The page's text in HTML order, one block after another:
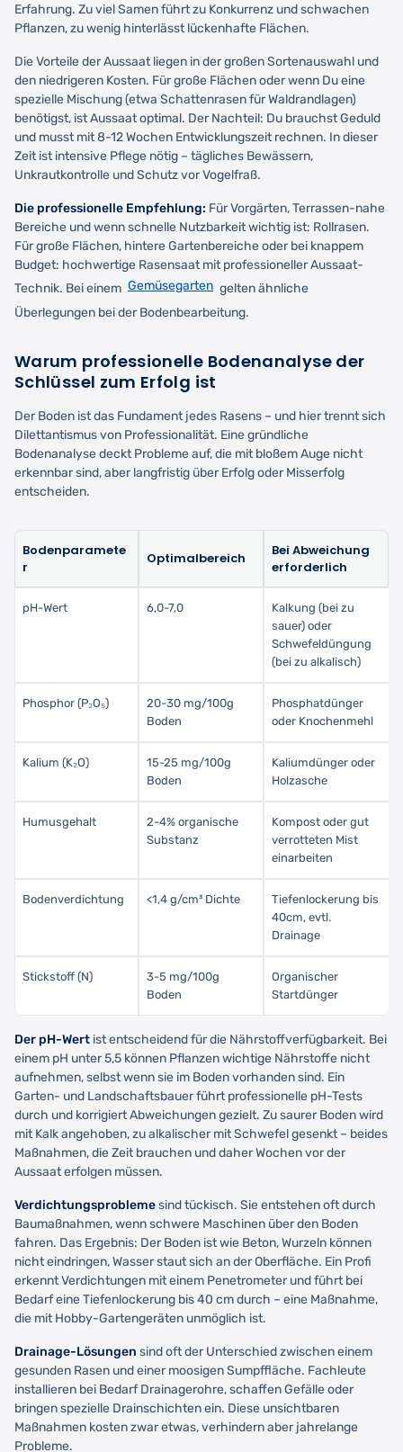
Erfahrung. Zu viel Samen führt zu Konkurrenz und schwachen
Pflanzen, zu wenig hinterlässt lückenhafte Flächen.
Die Vorteile der Aussaat liegen in der großen Sortenauswahl und
den niedrigeren Kosten. Für große Flächen oder wenn Du eine
spezielle Mischung (etwa Schattenrasen für Waldrandlagen)
benötigst, ist Aussaat optimal. Der Nachteil: Du brauchst Geduld
und musst mit 8-12 Wochen Entwicklungszeit rechnen. In dieser
Zeit ist intensive Pflege nötig – tägliches Bewässern,
Unkrautkontrolle und Schutz vor Vogelfraß.
Die professionelle Empfehlung: Für Vorgärten, Terrassen-nahe
Bereiche und wenn schnelle Nutzbarkeit wichtig ist: Rollrasen.
Für große Flächen, hintere Gartenbereiche oder bei knappem
Budget: hochwertige Rasensaat mit professioneller Aussaat-
Technik. Bei einem Gemüsegarten gelten ähnliche
Überlegungen bei der Bodenbearbeitung.
Warum professionelle Bodenanalyse der
Schlüssel zum Erfolg ist
Der Boden ist das Fundament jedes Rasens – und hier trennt sich
Dilettantismus von Professionalität. Eine gründliche
Bodenanalyse deckt Probleme auf, die mit bloßem Auge nicht
erkennbar sind, aber langfristig über Erfolg oder Misserfolg
entscheiden.
Bodenparamete
r
Optimalbereich
Bei Abweichung
erforderlich
pH-Wert 6,0-7,0
Kalkung (bei zu
sauer) oder
Schwefeldüngung
(bei zu alkalisch)
Phosphor (P₂O₅)
20-30 mg/100g
Boden
Phosphatdünger
oder Knochenmehl
Kalium (K₂O)
15-25 mg/100g
Boden
Kaliumdünger oder
Holzasche
Humusgehalt
2-4% organische
Substanz
Kompost oder gut
verrotteten Mist
einarbeiten
Bodenverdichtung <1,4 g/cm³ Dichte
Tiefenlockerung bis
40cm, evtl.
Drainage
Stickstoff (N)
3-5 mg/100g
Boden
Organischer
Startdünger
Der pH-Wert ist entscheidend für die Nährstoffverfügbarkeit. Bei
einem pH unter 5,5 können Pflanzen wichtige Nährstoffe nicht
aufnehmen, selbst wenn sie im Boden vorhanden sind. Ein
Garten- und Landschaftsbauer führt professionelle pH-Tests
durch und korrigiert Abweichungen gezielt. Zu saurer Boden wird
mit Kalk angehoben, zu alkalischer mit Schwefel gesenkt – beides
Maßnahmen, die Zeit brauchen und daher Wochen vor der
Aussaat erfolgen müssen.
Verdichtungsproblemesind tückisch. Sie entstehen oft durch
Baumaßnahmen, wenn schwere Maschinen über den Boden
fahren. Das Ergebnis: Der Boden ist wie Beton, Wurzeln können
nicht eindringen, Wasser staut sich an der Oberfläche. Ein Profi
erkennt Verdichtungen mit einem Penetrometer und führt bei
Bedarf eine Tiefenlockerung bis 40 cm durch – eine Maßnahme,
die mit Hobby-Gartengeräten unmöglich ist.
Drainage-Lösungen sind oft der Unterschied zwischen einem
gesunden Rasen und einer moosigen Sumpffläche. Fachleute
installieren bei Bedarf Drainagerohre, schaffen Gefälle oder
bringen spezielle Drainschichten ein. Diese unsichtbaren
Maßnahmen kosten zwar etwas, verhindern aber jahrelange
Probleme.